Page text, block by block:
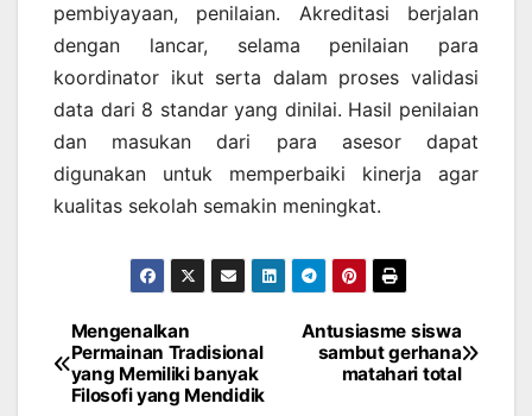
pembiyayaan, penilaian. Akreditasi berjalan
dengan lancar, selama penilaian para
koordinator ikut serta dalam proses validasi
data dari 8 standar yang dinilai. Hasil penilaian
dan masukan dari para asesor dapat
digunakan untuk memperbaiki kinerja agar
kualitas sekolah semakin meningkat.
Post
navigation
Antusiasme siswa
sambut gerhana
matahari total
Mengenalkan
Permainan Tradisional
yang Memiliki banyak
Filosofi yang Mendidik